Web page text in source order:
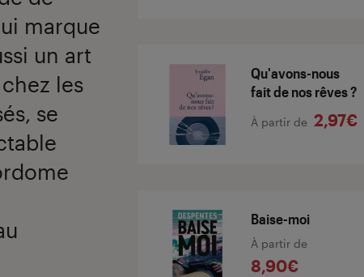
marque
un art
les
se
Qu'avons-nous
fait de nos rêves ?
À partir de 2,97€
Baise-moi
À partir de
8,90€